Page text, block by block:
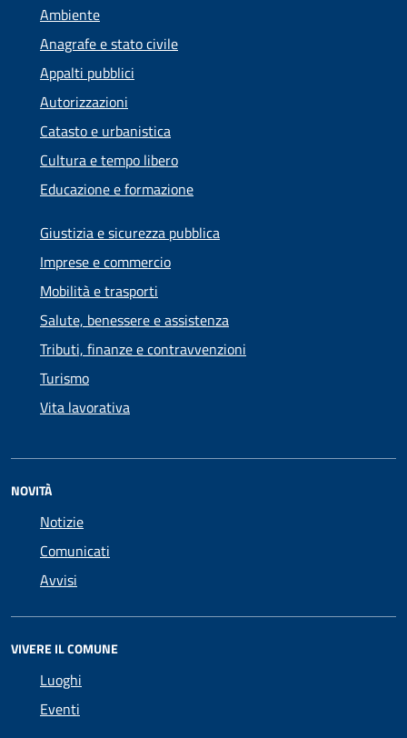
Ambiente
Anagrafe e stato civile
Appalti pubblici
Autorizzazioni
Catasto e urbanistica
Cultura e tempo libero
Educazione e formazione
Giustizia e sicurezza pubblica
Imprese e commercio
Mobilità e trasporti
Salute, benessere e assistenza
Tributi, finanze e contravvenzioni
Turismo
Vita lavorativa
NOVITÀ
Notizie
Comunicati
Avvisi
VIVERE IL COMUNE
Luoghi
Eventi